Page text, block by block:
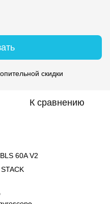
скидки
К сравнению
60A V2